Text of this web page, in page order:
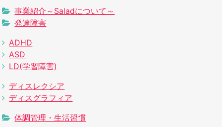
事業紹介～Saladについて～
発達障害
ADHD
ASD
LD(学習障害)
ディスレクシア
ディスグラフィア
体調管理・生活習慣